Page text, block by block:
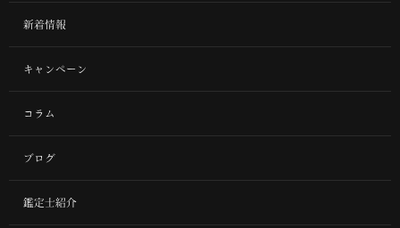
新着情報
キャンペーン
コラム
ブログ
鑑定士紹介